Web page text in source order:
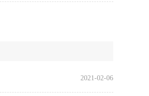
2021-02-06